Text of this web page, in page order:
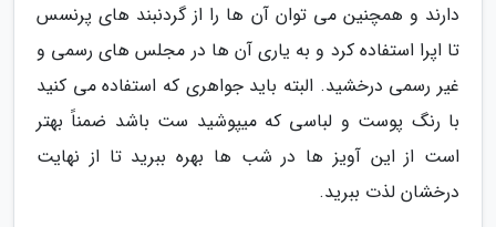
دارند و همچنین می توان آن ها را از گردنبند های پرنسس
تا اپرا استفاده کرد و به یاری آن ها در مجلس های رسمی و
غیر رسمی درخشید. البته باید جواهری که استفاده می کنید
با رنگ پوست و لباسی که میپوشید ست باشد ضمناً بهتر
است از این آویز ها در شب ها بهره ببرید تا از نهایت
درخشان لذت ببرید.